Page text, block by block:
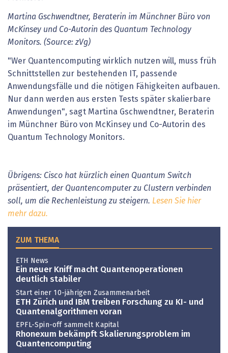
Martina Gschwendtner, Beraterin im Münchner Büro von
McKinsey und Co-Autorin des Quantum Technology
Monitors. (Source: zVg)
"Wer Quantencomputing wirklich nutzen will, muss früh
Schnittstellen zur bestehenden IT, passende
Anwendungsfälle und die nötigen Fähigkeiten aufbauen.
Nur dann werden aus ersten Tests später skalierbare
Anwendungen", sagt Martina Gschwendtner, Beraterin
im Münchner Büro von McKinsey und Co-Autorin des
Quantum Technology Monitors.
Übrigens: Cisco hat kürzlich einen Quantum Switch
präsentiert, der Quantencomputer zu Clustern verbinden
soll, um die Rechenleistung zu steigern. Lesen Sie hier
mehr dazu.
ZUM THEMA
ETH News
Ein neuer Kniff macht Quantenoperationen
deutlich stabiler
Start einer 10-jährigen Zusammenarbeit
ETH Zürich und IBM treiben Forschung zu KI- und
Quantenalgorithmen voran
EPFL-Spin-off sammelt Kapital
Rhonexum bekämpft Skalierungsproblem im
Quantencomputing